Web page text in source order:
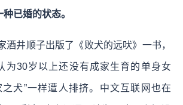
已婚的状态。
酒井顺子出版了《败犬的远吠》一书，
为30岁以上还没有成家生育的单身女
犬”一样遭人排挤。中文互联网也在